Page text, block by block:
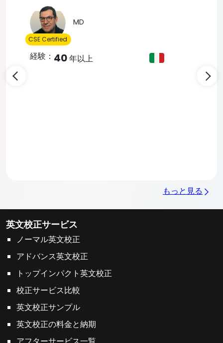
Slide 4 of 5
of Medicine
CSE Certified
経験： 31年以上
もっと見る
英文校正サービス
ノーマル英文校正
アドバンス英文校正
トップインパクト英文校正
校正サービス比較
英文校正サンプル
英文校正の料金と納期